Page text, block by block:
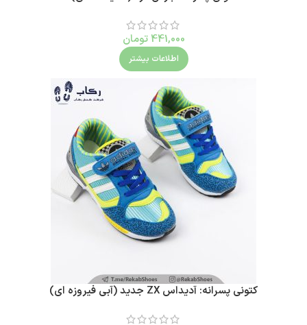
441,000 تومان
اطلاعات بیشتر
کتونی پسرانه: آدیداس ZX جدید (آبی فیروزه ای)